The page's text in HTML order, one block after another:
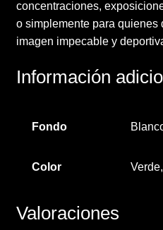
concentraciones,
o simplemente para quienes
imagen impecable y
Información
Fondo
Color
Valoraciones